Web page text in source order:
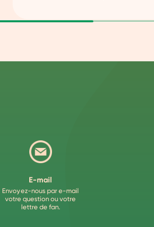
E-mail
Envoyez-nous par e-mail
votre question ou votre
lettre de fan.